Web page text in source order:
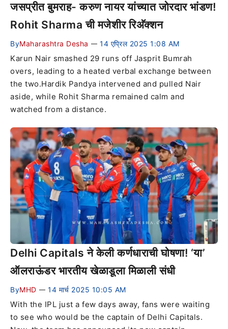
जसप्रीत बुमराह- करुण नायर यांच्यात जोरदार भांडण!
Rohit Sharma ची मजेशीर रिअ‍ॅक्शन
ByMaharashtra Desha — 14 एप्रिल 2025 1:08 AM
Karun Nair smashed 29 runs off Jasprit Bumrah
overs, leading to a heated verbal exchange between
the two.Hardik Pandya intervened and pulled Nair
aside, while Rohit Sharma remained calm and
watched from a distance.
Delhi Capitals ने केली कर्णधाराची घोषणा! ‘या’
ऑलराऊंडर भारतीय खेळाडूला मिळाली संधी
ByMHD — 14 मार्च 2025 10:05 AM
With the IPL just a few days away, fans were waiting
to see who would be the captain of Delhi Capitals.